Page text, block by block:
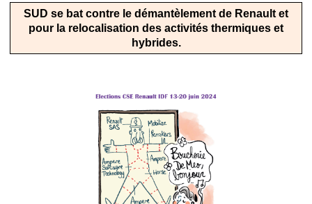
SUD se bat contre le démantèlement de Renault et
pour la relocalisation des activités thermiques et
hybrides.